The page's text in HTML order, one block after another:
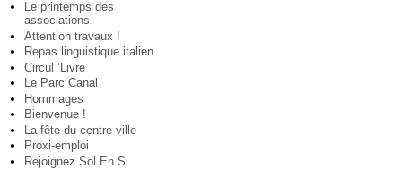
Le printemps des
associations
Attention travaux !
Repas linguistique italien
Circul ’Livre
Le Parc Canal
Hommages
Bienvenue !
La fête du centre-ville
Proxi-emploi
Rejoignez Sol En Si